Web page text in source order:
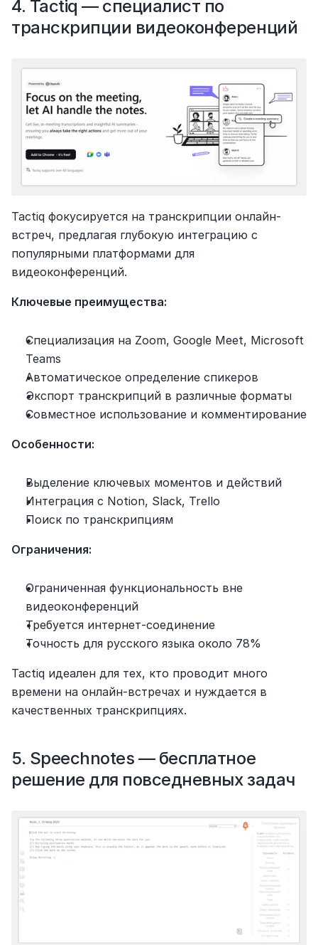
4. Tactiq — специалист по
транскрипции видеоконференций
Tactiq фокусируется на транскрипции онлайн-
встреч, предлагая глубокую интеграцию с
популярными платформами для
видеоконференций.
Ключевые преимущества:
Специализация на Zoom, Google Meet, Microsoft
Teams
Автоматическое определение спикеров
Экспорт транскрипций в различные форматы
Совместное использование и комментирование
Особенности:
Выделение ключевых моментов и действий
Интеграция с Notion, Slack, Trello
Поиск по транскрипциям
Ограничения:
Ограниченная функциональность вне
видеоконференций
Требуется интернет-соединение
Точность для русского языка около 78%
Tactiq идеален для тех, кто проводит много
времени на онлайн-встречах и нуждается в
качественных транскрипциях.
5. Speechnotes — бесплатное
решение для повседневных задач